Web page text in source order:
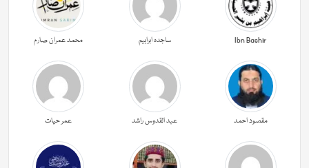
Ibn Bashir ساجدہ ابراہیم محمد عمران صارم
مقصود احمد عبد القدوس راشد عمر حیات